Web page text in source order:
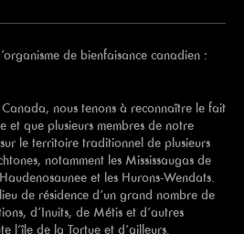
de bienfaisance canadien :
nous tenons à reconnaître le fait
et que plusieurs membres de notre
le territoire traditionnel de plusieurs
notamment les Mississaugas de
et les Hurons-Wendats.
de résidence d’un grand nombre de
d’Inuits, de Métis et d’autres
l’île de la Tortue et d’ailleurs.